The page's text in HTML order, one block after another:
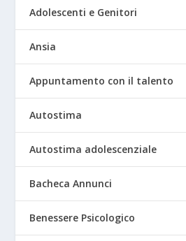
Adolescenti e Genitori
Ansia
Appuntamento con il talento
Autostima
Autostima adolescenziale
Bacheca Annunci
Benessere Psicologico